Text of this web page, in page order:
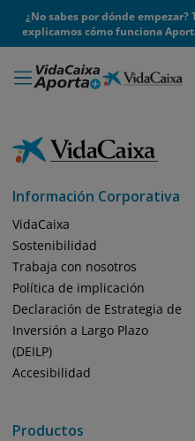
¿No sabes por dónde empezar?
explicamos cómo funciona
Información Corporativa
VidaCaixa
Sostenibilidad
Trabaja con nosotros
Política de implicación
Declaración de Estrategia de
Inversión a Largo Plazo
(DEILP)
Accesibilidad
Productos